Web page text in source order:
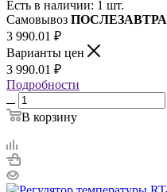
Есть в наличии: 1 шт.
Самовывоз ПОСЛЕЗАВТРА
3 990.01 ₽
Варианты цен
3 990.01 ₽
Подробности
В корзину